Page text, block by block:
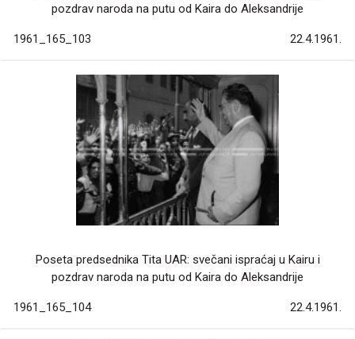
pozdrav naroda na putu od Kaira do Aleksandrije
1961_165_103 22.4.1961.
Poseta predsednika Tita UAR: svečani ispraćaj u Kairu i
pozdrav naroda na putu od Kaira do Aleksandrije
1961_165_104 22.4.1961.